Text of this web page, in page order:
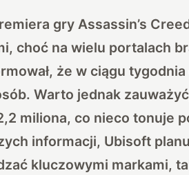
gry Assassin’s
choć na wielu portalach
że w ciągu
Warto jednak
miliona, co nieco tonuje
informacji, Ubisoft
kluczowymi markami,